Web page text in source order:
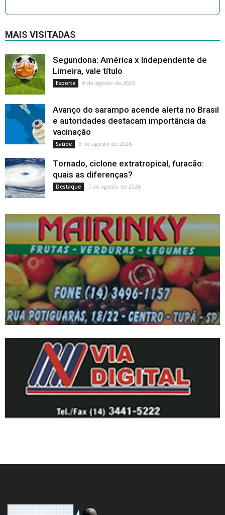
MAIS VISITADAS
Segundona: América x Independente de
Limeira, vale título
Esporte 8 de agosto de 2026
Avanço do sarampo acende alerta no Brasil
e autoridades destacam importância da
vacinação
Saúde 8 de agosto de 2026
Tornado, ciclone extratropical, furacão:
quais as diferenças?
Destaque 7 de agosto de 2026